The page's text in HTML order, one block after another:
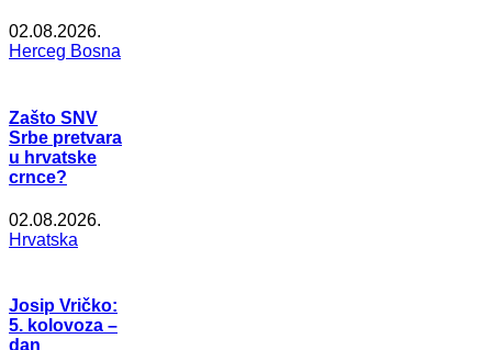
02.08.2026.
Herceg Bosna
Zašto SNV
Srbe pretvara
u hrvatske
crnce?
02.08.2026.
Hrvatska
Josip Vričko:
5. kolovoza –
dan